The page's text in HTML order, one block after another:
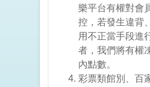
樂平台有權對會
控，若發生違背
用不正當手段進
者，我們將有權
內點數。
彩票類館別、百